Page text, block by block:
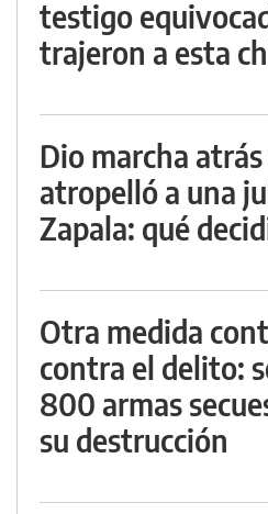
testigo
trajeron a esta
Dio marcha
atropelló a una
Zapala: qué
Otra medida
contra el delito:
800 armas
su destrucción